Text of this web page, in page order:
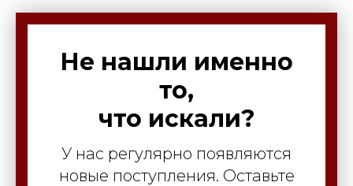
Не нашли именно
то,
что искали?
У нас регулярно появляются
новые поступления. Оставьте